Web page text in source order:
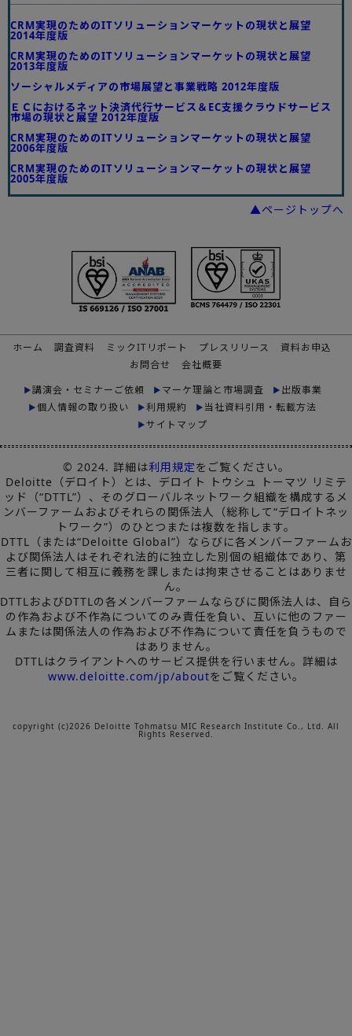
CRM実現のためのITソリューションマーケットの現状と展望
2014年度版
CRM実現のためのITソリューションマーケットの現状と展望
2013年度版
ソーシャルメディアの市場展望と事業戦略 2012年度版
ＥＣにおけるネット決済代行サービス＆EC支援クラウドサービス
市場の現状と展望 2012年度版
CRM実現のためのITソリューションマーケットの現状と展望
2006年度版
CRM実現のためのITソリューションマーケットの現状と展望
2005年度版
▲ページトップへ
ホーム 調査資料 ミックITリポート プレスリリース
資料お申込
お問合せ
会社概要
講演会・セミナーご依頼
マーケ理論と市場調査
出版事業
個人情報の取り扱い
利用規約
当社資料引用・転載方法
サイトマップ
© 2024. 詳細は利用規定をご覧ください。
Deloitte（デロイト）とは、デロイト トウシュ トーマツ リミテ
ッド（“DTTL”）、そのグローバルネットワーク組織を構成するメ
ンバーファームおよびそれらの関係法人（総称して“デロイトネッ
トワーク”）のひとつまたは複数を指します。
DTTL（または“Deloitte Global”）ならびに各メンバーファームお
よび関係法人はそれぞれ法的に独立した別個の組織体であり、第
三者に関して相互に義務を課しまたは拘束させることはありませ
ん。
DTTLおよびDTTLの各メンバーファームならびに関係法人は、自ら
の作為および不作為についてのみ責任を負い、互いに他のファー
ムまたは関係法人の作為および不作為について責任を負うもので
はありません。
DTTLはクライアントへのサービス提供を行いません。詳細は
www.deloitte.com/jp/aboutをご覧ください。
copyright (c)2026 Deloitte Tohmatsu MIC Research Institute Co., Ltd. All
Rights Reserved.